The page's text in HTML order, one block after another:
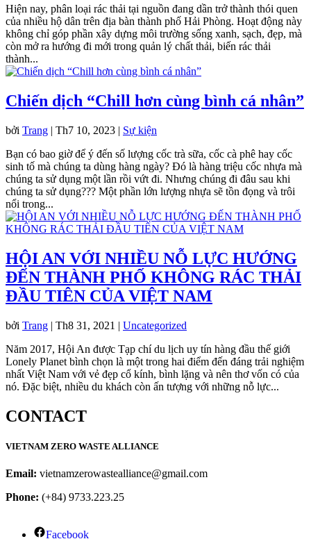
Hiện nay, phân loại rác thải tại nguồn đang dần trở thành thói quen
của nhiều hộ dân trên địa bàn thành phố Hải Phòng. Hoạt động này
không chỉ góp phần xây dựng môi trường sống xanh, sạch, đẹp, mà
còn mở ra hướng đi mới trong quản lý chất thải, biến rác thải
thành...
Chiến dịch “Chill hơn cùng bình cá nhân”
bởi Trang | Th7 10, 2023 | Sự kiện
Bạn có bao giờ để ý đến số lượng cốc trà sữa, cốc cà phê hay cốc
sinh tố mà chúng ta dùng hàng ngày? Đó là hàng triệu cốc nhựa mà
chúng ta sử dụng một lần rồi vứt đi. Nhưng chúng đi đâu sau khi
chúng ta sử dụng??? Một phần lớn lượng nhựa sẽ tồn đọng và trôi
nổi trong...
HỘI AN VỚI NHIỀU NỖ LỰC HƯỚNG
ĐẾN THÀNH PHỐ KHÔNG RÁC THẢI
ĐẦU TIÊN CỦA VIỆT NAM
bởi Trang | Th8 31, 2021 | Uncategorized
Năm 2017, Hội An được Tạp chí du lịch uy tín hàng đầu thế giới
Lonely Planet bình chọn là một trong hai điểm đến đáng trải nghiệm
nhất Việt Nam với vẻ đẹp cổ kính, bình lặng và nên thơ vốn có của
nó. Đặc biệt, nhiều du khách còn ấn tượng với những nỗ lực...
CONTACT
VIETNAM ZERO WASTE ALLIANCE
Email: vietnamzerowastealliance@gmail.com
Phone: (+84) 9733.223.25
Facebook